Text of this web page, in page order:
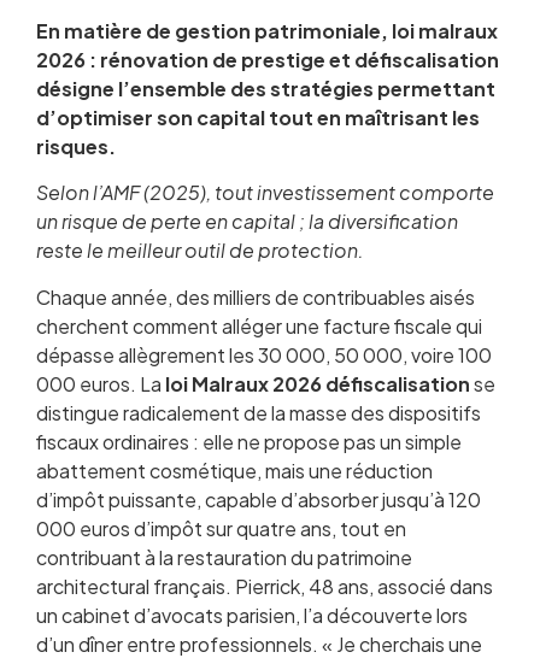
En matière de gestion patrimoniale, loi malraux
2026 : rénovation de prestige et défiscalisation
désigne l’ensemble des stratégies permettant
d’optimiser son capital tout en maîtrisant les
risques.
Selon l’AMF (2025), tout investissement comporte
un risque de perte en capital ; la diversification
reste le meilleur outil de protection.
La loi Malraux, un monument de la
défiscalisation française
Zones éligibles et plafonds de réduction
d’impôt en 2026
Comment fonctionne concrètement la
réduction d’impôt Malraux ?
Les travaux éligibles : ce que la loi Malraux
autorise et exige
Loi Malraux 2026 : points de vigilance et
évolutions réglementaires
Loi Malraux vs Monuments Historiques : deux
philosophies patrimoniales
Loi Malraux vs déficit foncier : dispositifs
Chaque année, des milliers de contribuables aisés
cherchent comment alléger une facture fiscale qui
dépasse allègrement les 30 000, 50 000, voire 100
000 euros. La loi Malraux 2026 défiscalisationse
distingue radicalement de la masse des dispositifs
fiscaux ordinaires : elle ne propose pas un simple
abattement cosmétique, mais une réduction
d’impôt puissante, capable d’absorber jusqu’à 120
000 euros d’impôt sur quatre ans, tout en
contribuant à la restauration du patrimoine
architectural français. Pierrick, 48 ans, associé dans
un cabinet d’avocats parisien, l’a découverte lors
d’un dîner entre professionnels. « Je cherchais une